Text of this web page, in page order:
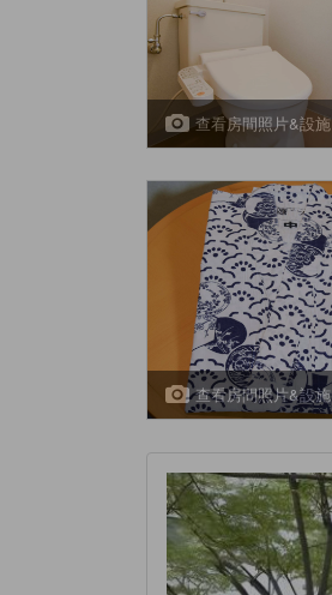
查看房間照片&設施
查看房間照片&設施